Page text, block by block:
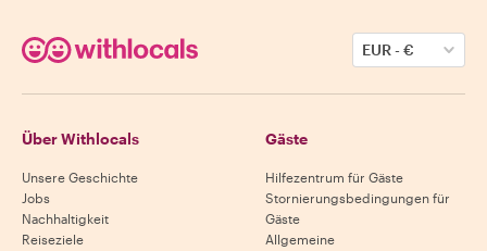
EUR-€
Über Withlocals
Unsere Geschichte
Jobs
Nachhaltigkeit
Reiseziele
Gäste
Hilfezentrum für Gäste
Stornierungsbedingungen für
Gäste
Allgemeine